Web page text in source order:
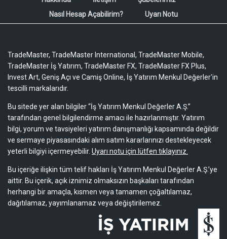
Nasıl Hesap Açabilirim?
Uyarı Notu
TradeMaster, TradeMaster International, TradeMaster Mobile,
TradeMaster İş Yatırım, TradeMaster FX, TradeMaster FX Plus,
Invest Art, Geniş Açı ve Camiş Online, İş Yatırım Menkul Değerler'in
tescilli markalarıdır.
Bu sitede yer alan bilgiler “İş Yatırım Menkul Değerler A.Ş.”
tarafından genel bilgilendirme amacı ile hazırlanmıştır. Yatırım
bilgi, yorum ve tavsiyeleri yatırım danışmanlığı kapsamında değildir
ve sermaye piyasasındaki alım satım kararlarınızı destekleyecek
yeterli bilgiyi içermeyebilir. Uyarı notu için lütfen tıklayınız.
Bu içeriğe ilişkin tüm telif hakları İş Yatırım Menkul Değerler A.Ş.’ye
aittir. Bu içerik, açık iznimiz olmaksızın başkaları tarafından
herhangi bir amaçla, kısmen veya tamamen çoğaltılamaz,
dağıtılamaz, yayımlanamaz veya değiştirilemez.